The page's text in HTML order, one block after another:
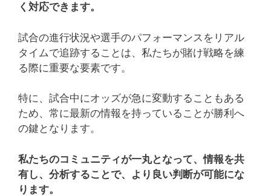
く対応できます。
試合の進行状況や選手のパフォーマンスをリアル
タイムで追跡することは、私たちが賭け戦略を練
る際に重要な要素です。
特に、試合中にオッズが急に変動することもある
ため、常に最新の情報を持っていることが勝利へ
の鍵となります。
私たちのコミュニティが一丸となって、情報を共
有し、分析することで、より良い判断が可能にな
ります。